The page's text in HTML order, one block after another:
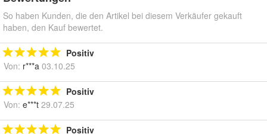
So haben Kunden, die den Artikel bei diesem Verkäufer gekauft
haben, den Kauf bewertet.
Positiv
Von: r***a 03.10.25
Positiv
Von: e***t 29.07.25
Positiv